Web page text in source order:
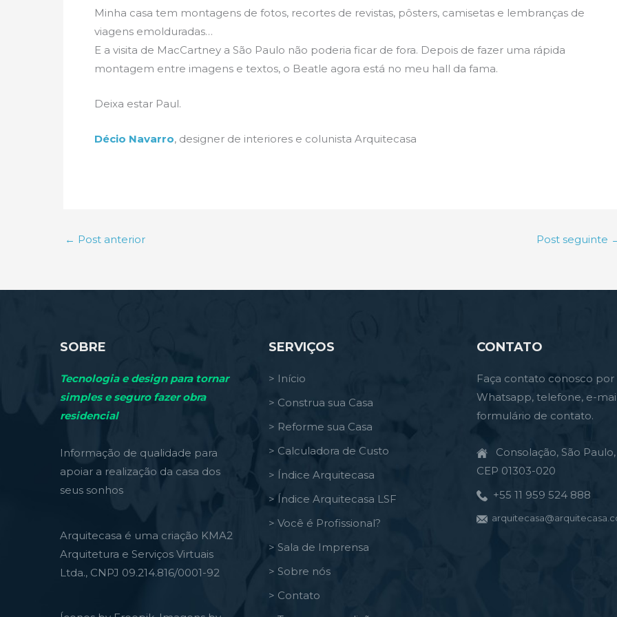
Minha casa tem montagens de fotos, recortes de revistas, pôsters, camisetas e lembranças de
viagens emolduradas…
E a visita de MacCartney a São Paulo não poderia ficar de fora. Depois de fazer uma rápida
montagem entre imagens e textos, o Beatle agora está no meu hall da fama.
Deixa estar Paul.
Décio Navarro, designer de interiores e colunista Arquitecasa
← Post anterior Post seguinte
SOBRE
Tecnologia e design para tornar
simples e seguro fazer obra
residencial
Informação de qualidade para
apoiar a realização da casa dos
seus sonhos
Arquitecasa é uma criação KMA2
Arquitetura e Serviços Virtuais
Ltda., CNPJ 09.214.816/0001-92
SERVIÇOS
> Início
> Construa sua Casa
> Reforme sua Casa
> Calculadora de Custo
> Índice Arquitecasa
> Índice Arquitecasa LSF
> Você é Profissional?
> Sala de Imprensa
> Sobre nós
> Contato
CONTATO
Faça contato conosco por
Whatsapp, telefone, e-
formulário de contato.
Consolação, São Paulo,
CEP 01303-020
+55 11 959 524 888